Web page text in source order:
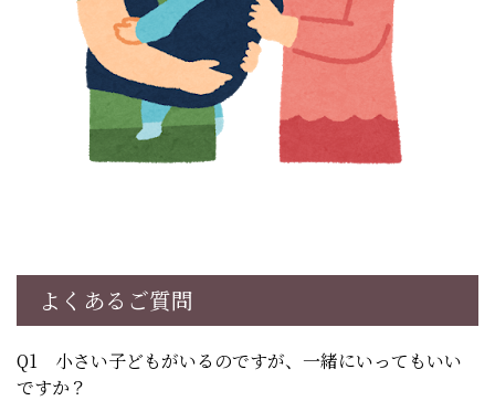
よくあるご質問
Q1 小さい子どもがいるのですが、一緒にいってもいい
ですか？